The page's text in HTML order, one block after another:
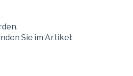
Sie im Artikel: